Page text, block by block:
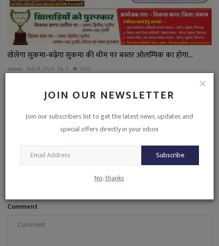
JOIN OUR NEWSLETTER
Join our subscribers list to get the latest news, updates and
special offers directly in your inbox
Subscribe
No, thanks
खेलेगा सुकमा-बढ़ेगा सुकमा की थीम पर बस्तर ओलम्पिक का होगा...
admin Oct 14, 2024 0 1203
COMMENTS
Email
Comment